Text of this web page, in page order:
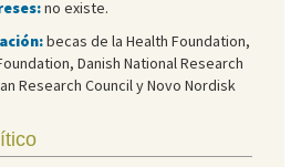
no existe.
becas de la Health Foundation,
Danish National Research
Research Council y Novo Nordisk